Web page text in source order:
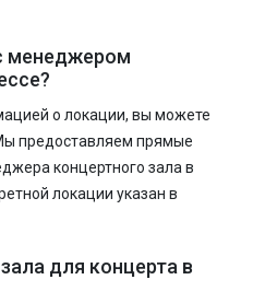
менеджером
о локации, вы можете
предоставляем прямые
концертного зала в
локации указан в
для концерта в